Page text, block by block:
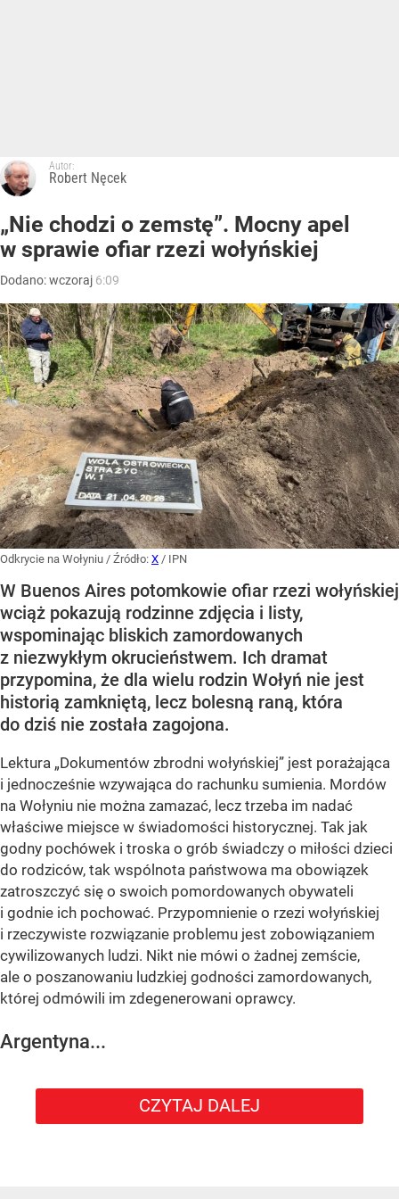
Autor:
Robert Nęcek
„Nie chodzi o zemstę”. Mocny apel
w sprawie ofiar rzezi wołyńskiej
Dodano:wczoraj 6:09
Odkrycie na Wołyniu / Źródło: X / IPN
W Buenos Aires potomkowie ofiar rzezi wołyńskiej
wciąż pokazują rodzinne zdjęcia i listy,
wspominając bliskich zamordowanych
z niezwykłym okrucieństwem. Ich dramat
przypomina, że dla wielu rodzin Wołyń nie jest
historią zamkniętą, lecz bolesną raną, która
do dziś nie została zagojona.
Lektura „Dokumentów zbrodni wołyńskiej” jest porażająca
i jednocześnie wzywająca do rachunku sumienia. Mordów
na Wołyniu nie można zamazać, lecz trzeba im nadać
właściwe miejsce w świadomości historycznej. Tak jak
godny pochówek i troska o grób świadczy o miłości dzieci
do rodziców, tak wspólnota państwowa ma obowiązek
zatroszczyć się o swoich pomordowanych obywateli
i godnie ich pochować. Przypomnienie o rzezi wołyńskiej
i rzeczywiste rozwiązanie problemu jest zobowiązaniem
cywilizowanych ludzi. Nikt nie mówi o żadnej zemście,
ale o poszanowaniu ludzkiej godności zamordowanych,
której odmówili im zdegenerowani oprawcy.
Argentyna...
CZYTAJ DALEJ